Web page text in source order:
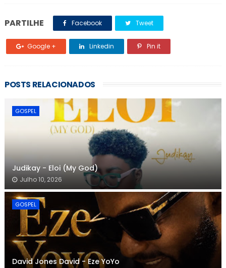
PARTILHE Facebook Tweet
Google + Linkedin Pin it
POSTS RELACIONADOS
GOSPEL
Judikay - Eloi (My God)
Julho 10, 2026
GOSPEL
David Jones David - Eze YoYo